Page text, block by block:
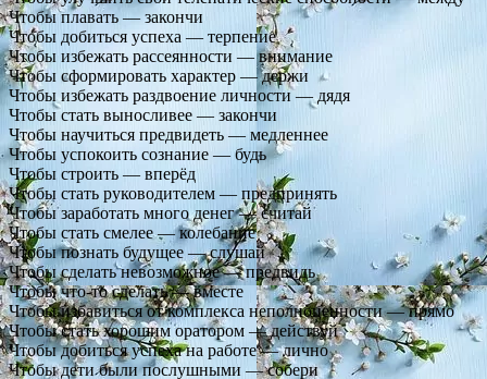
Чтобы плавать — закончи
Чтобы добиться успеха — терпение
Чтобы избежать рассеянности — внимание
Чтобы сформировать характер — держи
Чтобы избежать раздвоение личности — дядя
Чтобы стать выносливее — закончи
Чтобы научиться предвидеть — медленнее
Чтобы успокоить сознание — будь
Чтобы строить — вперёд
Чтобы стать руководителем — предпринять
Чтобы заработать много денег — считай
Чтобы стать смелее — колебание
Чтобы познать будущее — слушай
Чтобы сделать невозможное — предвидь
Чтобы что-то сделать — вместе
Чтобы избавиться от комплекса неполноценности — прямо
Чтобы стать хорошим оратором — действуй
Чтобы добиться успеха на работе — лично
Чтобы дети были послушными — собери